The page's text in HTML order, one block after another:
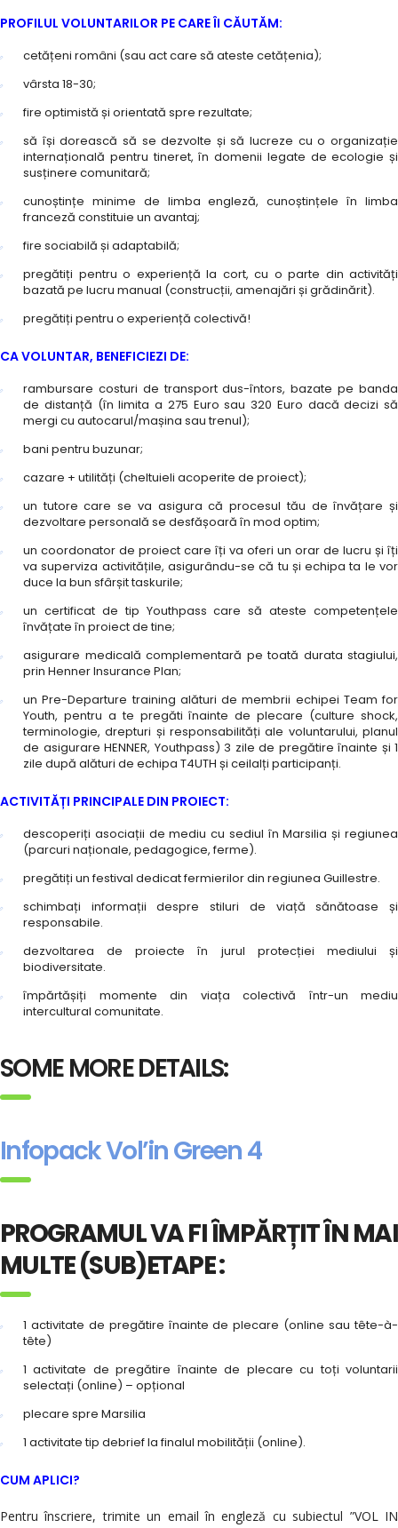
PROFILUL VOLUNTARILOR PE CARE ÎI CĂUTĂM:
cetățeni români (sau act care să ateste cetățenia);
vârsta 18-30;
fire optimistă și orientată spre rezultate;
să își dorească să se dezvolte și să lucreze cu o organizație
internațională pentru tineret, în domenii legate de ecologie și
susținere comunitară;
cunoștințe minime de limba engleză, cunoștințele în limba
franceză constituie un avantaj;
fire sociabilă și adaptabilă;
pregătiți pentru o experiență la cort, cu o parte din activități
bazată pe lucru manual (construcții, amenajări și grădinărit).
pregătiți pentru o experiență colectivă!
CA VOLUNTAR, BENEFICIEZI DE:
rambursare costuri de transport dus-întors, bazate pe banda
de distanță (în limita a 275 Euro sau 320 Euro dacă decizi să
mergi cu autocarul/mașina sau trenul);
bani pentru buzunar;
cazare + utilități (cheltuieli acoperite de proiect);
un tutore care se va asigura că procesul tău de învățare și
dezvoltare personală se desfășoară în mod optim;
un coordonator de proiect care îți va oferi un orar de lucru și îți
va superviza activitățile, asigurându-se că tu și echipa ta le vor
duce la bun sfârșit taskurile;
un certificat de tip Youthpass care să ateste competențele
învățate în proiect de tine;
asigurare medicală complementară pe toată durata stagiului,
prin Henner Insurance Plan;
un Pre-Departure training alături de membrii echipei Team for
Youth, pentru a te pregăti înainte de plecare (culture shock,
terminologie, drepturi și responsabilități ale voluntarului, planul
de asigurare HENNER, Youthpass) 3 zile de pregătire înainte și 1
zile după alături de echipa T4UTH și ceilalți participanți.
ACTIVITĂȚI PRINCIPALE DIN PROIECT:
descoperiți asociații de mediu cu sediul în Marsilia și regiunea
(parcuri naționale, pedagogice, ferme).
pregătiți un festival dedicat fermierilor din regiunea Guillestre.
schimbați informații despre stiluri de viață sănătoase și
responsabile.
dezvoltarea de proiecte în jurul protecției mediului și
biodiversitate.
împărtășiți momente din viața colectivă într-un mediu
intercultural comunitate.
SOME MORE DETAILS:
Infopack Vol’in Green 4
PROGRAMUL VA FI ÎMPĂRȚIT ÎN MAI
MULTE (SUB)ETAPE :
1 activitate de pregătire înainte de plecare (online sau tête-à-
tête)
1 activitate de pregătire înainte de plecare cu toți voluntarii
selectați (online) – opțional
plecare spre Marsilia
1 activitate tip debrief la finalul mobilității (online).
CUM APLICI?
Pentru înscriere, trimite un email în engleză cu subiectul ”VOL IN